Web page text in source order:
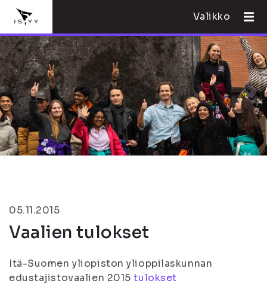
Valikko
05.11.2015
Vaalien tulokset
Itä-Suomen yliopiston ylioppilaskunnan
edustajistovaalien 2015tulokset